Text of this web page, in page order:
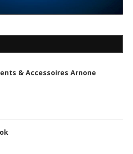
& Accessoires Arnone